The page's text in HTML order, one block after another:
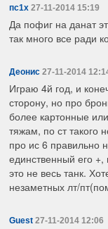
пс1х 27-11-2014 15:19
Да пофиг на данат
так много все ради
Деонис 27-11-2014
Играю 4й год, и
сторону, но про
более картонные
тяжам, по ст такого
про ис 6 правильно
единственный его
это не весь танк.
незаметных лт/
Guest 27-11-2014 12:06